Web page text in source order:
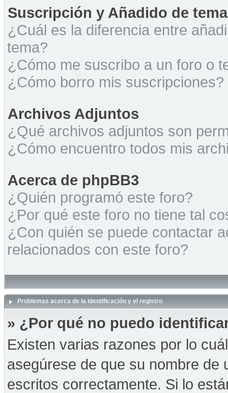
Suscripción y Añadido de
¿Cuál es la diferencia entre
tema?
¿Cómo me suscribo a un foro o
¿Cómo borro mis suscripciones?
Archivos Adjuntos
¿Qué archivos adjuntos son
¿Cómo encuentro todos mis
Acerca de phpBB3
¿Quién programó este foro?
¿Por qué este foro no tiene tal
¿Con quién se puede contactar
relacionados con este foro?
Problemas acerca de la identificación y el registro
» ¿Por qué no puedo
Existen varias razones por lo
asegúrese de que su nombre
escritos correctamente. Si lo